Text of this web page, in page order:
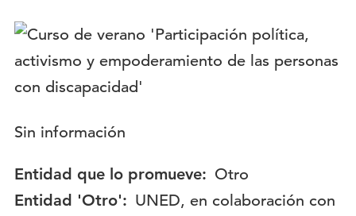
Logotipo:
Descripción:
Sin información
Entidad que lo promueve: Otro
Entidad 'Otro': UNED, en colaboración con